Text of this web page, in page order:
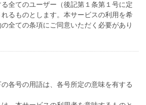
全てのユーザー（後記第１条第１号に定
るものとします。本サービスの利用を希
全ての条項にご同意いただく必要があり
各号の用語は、各号所定の意味を有する